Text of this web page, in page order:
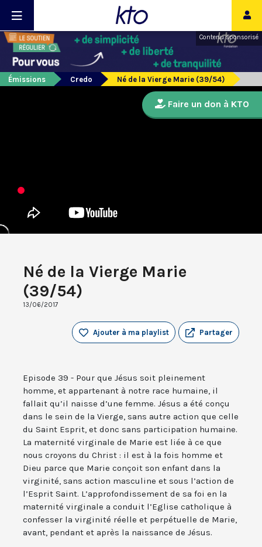
Contenu sponsorisé
Émissions Credo Né de la Vierge Marie (39/54)
Né de la Vierge Marie
(39/54)
13/06/2017
Partager
Ajouter à ma playlist
Episode 39 - Pour que Jésus soit pleinement
homme, et appartenant à notre race humaine, il
fallait qu’il naisse d’une femme. Jésus a été conçu
dans le sein de la Vierge, sans autre action que celle
du Saint Esprit, et donc sans participation humaine.
La maternité virginale de Marie est liée à ce que
nous croyons du Christ : il est à la fois homme et
Dieu parce que Marie conçoit son enfant dans la
virginité, sans action masculine et sous l’action de
l’Esprit Saint. L’approfondissement de sa foi en la
maternité virginale a conduit l’Eglise catholique à
confesser la virginité réelle et perpétuelle de Marie,
avant, pendant et après la naissance de Jésus.
Faire un don à KTO